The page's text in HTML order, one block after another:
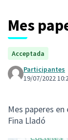
Mes
Acceptada
Participantes
19/07/2022
Mes paperes
Fina Lladó